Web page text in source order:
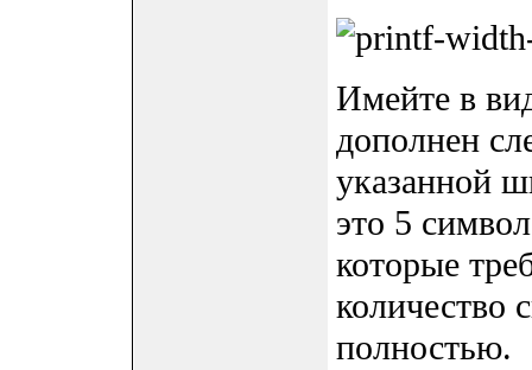
Имейте в
дополнен
указанной
это 5
которые
количество
полностью.